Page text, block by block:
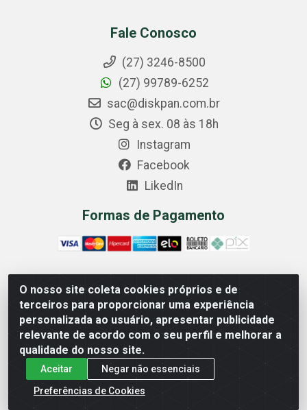
O nosso site coleta cookies próprios e de
terceiros para proporcionar uma experiência
personalizada ao usuário, apresentar publicidade
relevante de acordo com o seu perfil e melhorar a
qualidade do nosso site.
Aceitar
Negar não essenciais
Preferências de Cookies
Fale Conosco
(27) 3246-8500
(27) 99789-6252
sac@diskpan.com.br
Seg à sex. 08 às 18h
Instagram
Facebook
LikedIn
Formas de Pagamento
Comercial Diskpan Ltda - Av. Fernando Antonio, 1911 -
Sotelandia, Cariacica/ES - CEP 29140-669 - CNPJ
02.691.482/0001-07